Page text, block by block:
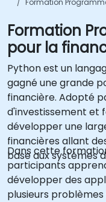
Formation
Formation
pour la
Python est un
gagné une grande
financière. Adopté
d'investissement et
développer une
financières allant
base aux systèmes
Dans cette
participants
développer des
plusieurs